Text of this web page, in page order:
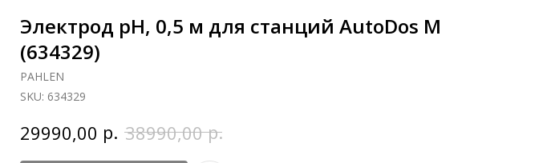
Электрод pH, 0,5 м для станций AutoDos M
(634329)
PAHLEN
SKU: 634329
29990,00 р. 38990,00 р.